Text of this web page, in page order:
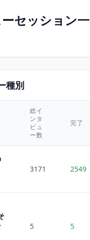
セッション一
種別
総イ
ンタ
ビュ
ー数
完了
3171 2549
5 5